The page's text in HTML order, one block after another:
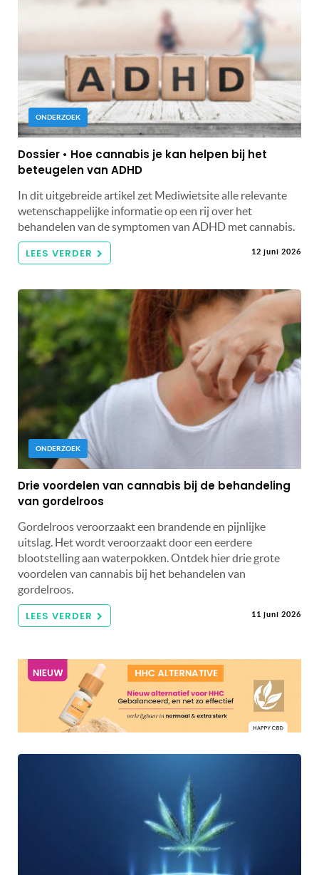
ONDERZOEK
Dossier • Hoe cannabis je kan helpen bij het
beteugelen van ADHD
In dit uitgebreide artikel zet Mediwietsite alle relevante
wetenschappelijke informatie op een rij over het
behandelen van de symptomen van ADHD met cannabis.
LEES VERDER 12 juni 2026
ONDERZOEK
Drie voordelen van cannabis bij de behandeling
van gordelroos
Gordelroos veroorzaakt een brandende en pijnlijke
uitslag. Het wordt veroorzaakt door een eerdere
blootstelling aan waterpokken. Ontdek hier drie grote
voordelen van cannabis bij het behandelen van
gordelroos.
LEES VERDER 11 juni 2026